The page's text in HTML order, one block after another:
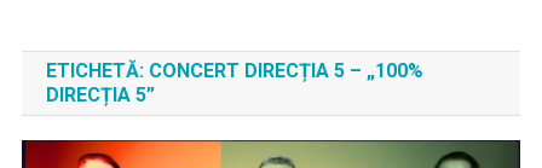
ETICHETĂ: CONCERT DIRECȚIA 5 – „100%
DIRECȚIA 5”